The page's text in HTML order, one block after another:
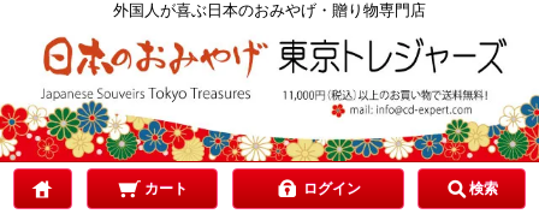
外国人が喜ぶ日本のおみやげ・贈り物専門店
カート ログイン 検索
ご予算で選ぶ
贈り先で選ぶ